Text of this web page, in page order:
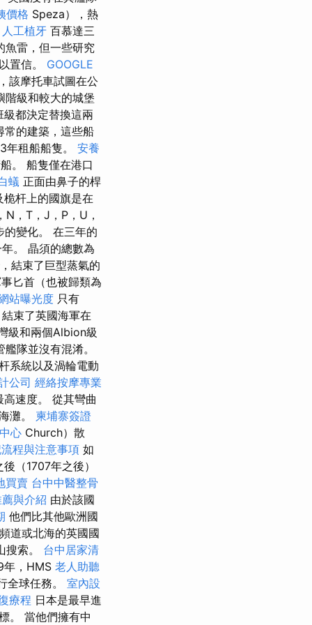
價格 Speza），熱
人工植牙 百慕達三
魚雷，但一些研究
置信。 GOOGLE
該摩托車試圖在公
階級和較大的城堡
都決定替換這兩
常的建築，這些船
租船船隻。 安養
。 船隻僅在港口
蟻 正面由鼻子的桿
杆上的國旗是在
，T，J，P，U，
的變化。 在三年的
。 晶須的總數為
結束了巨型蒸氣的
匕首（也被歸類為
站曝光度 只有
束了英國海軍在
級和兩個Albion級
隊並沒有混淆。
系統以及渦輪電動
公司 經絡按摩專業
速度。 從其彎曲
灘。 柬埔寨簽證
心 Church）散
程與注意事項 如
（1707年之後）
買賣 台中中醫整骨
與介紹 由於該國
他們比其他歐洲國
道或北海的英國國
索。 台中居家清
年，HMS 老人助聽
全球任務。 室內設
療程 日本是最早進
。 當他們擁有中